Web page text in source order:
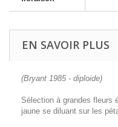
EN SAVOIR PLUS
(Bryant 1985 - diploide)
Sélection à grandes fleurs
jaune se diluant sur les